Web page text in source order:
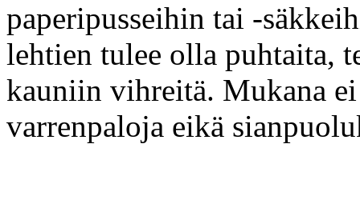
paperipusseihin tai -
lehtien tulee olla puhtaita,
kauniin vihreitä. Mukana
varrenpaloja eikä